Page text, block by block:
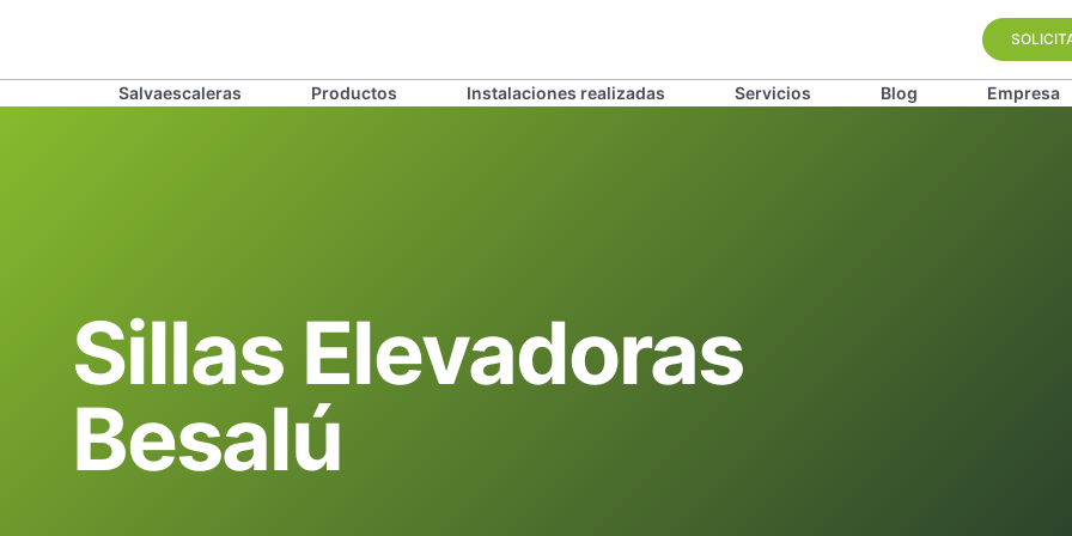
Salvaescaleras Productos Instalaciones realizadas Servicios Blog Empresa
Sillas Elevadoras
Besalú